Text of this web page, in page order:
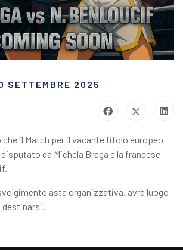
SETTEMBRE 2025
che il Match per il vacante titolo europeo
da Michela Braga e la francese
asta organizzativa, avrà luogo
destinarsi.